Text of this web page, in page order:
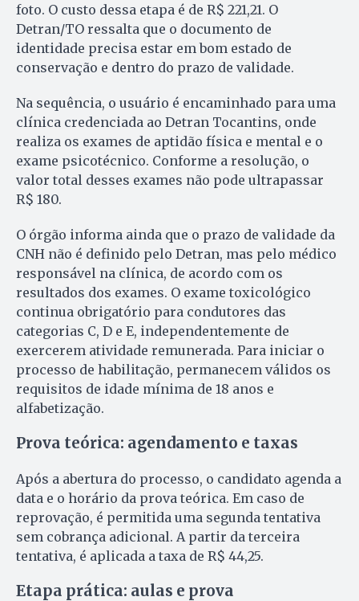
foto. O custo dessa etapa é de R$ 221,21. O
Detran/TO ressalta que o documento de
identidade precisa estar em bom estado de
conservação e dentro do prazo de validade.
Na sequência, o usuário é encaminhado para uma
clínica credenciada ao Detran Tocantins, onde
realiza os exames de aptidão física e mental e o
exame psicotécnico. Conforme a resolução, o
valor total desses exames não pode ultrapassar
R$ 180.
O órgão informa ainda que o prazo de validade da
CNH não é definido pelo Detran, mas pelo médico
responsável na clínica, de acordo com os
resultados dos exames. O exame toxicológico
continua obrigatório para condutores das
categorias C, D e E, independentemente de
exercerem atividade remunerada. Para iniciar o
processo de habilitação, permanecem válidos os
requisitos de idade mínima de 18 anos e
alfabetização.
Prova teórica: agendamento e taxas
Após a abertura do processo, o candidato agenda a
data e o horário da prova teórica. Em caso de
reprovação, é permitida uma segunda tentativa
sem cobrança adicional. A partir da terceira
tentativa, é aplicada a taxa de R$ 44,25.
Etapa prática: aulas e prova